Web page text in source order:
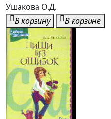
Ушакова О.Д.
В корзину
В корзине